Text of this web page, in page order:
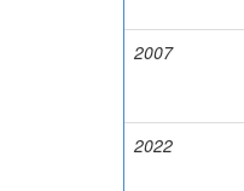
2007
2022